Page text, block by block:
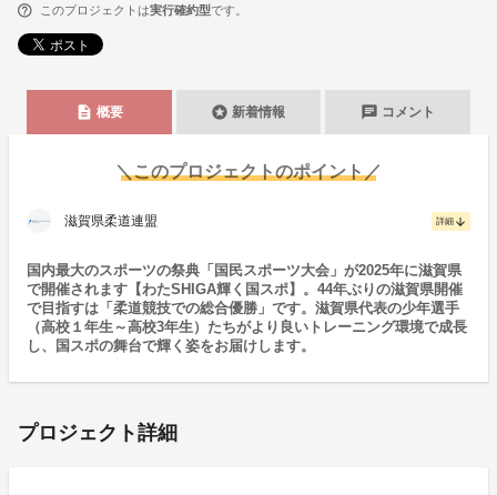
このプロジェクトは実行確約型です。
description 概要 stars 新着情報 chat コメント
＼このプロジェクトのポイント／
滋賀県柔道連盟 詳細 arrow_downward
国内最大のスポーツの祭典「国民スポーツ大会」が2025年に滋賀県
で開催されます【わたSHIGA輝く国スポ】。44年ぶりの滋賀県開催
で目指すは「柔道競技での総合優勝」です。滋賀県代表の少年選手
（高校１年生～高校3年生）たちがより良いトレーニング環境で成長
し、国スポの舞台で輝く姿をお届けします。
プロジェクト詳細